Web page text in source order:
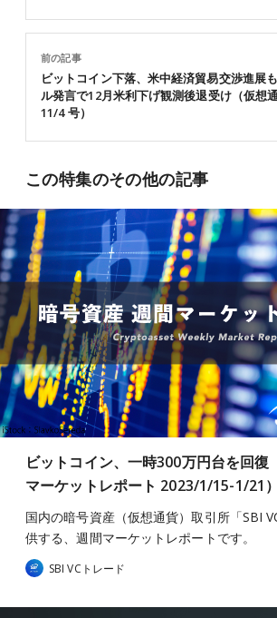
前の記事
ビットコイン下落、米中経済貿易交渉進展
ル発言で12月米利下げ観測後退受け（仮想
11/4 号）
この特集のその他の記事
ビットコイン、一時300万円台を回復
マーケットレポート 2023/1/15-1/21）
国内の暗号資産（仮想通貨）取引所「SBI
供する、週間マーケットレポートです。
SBI VCトレード